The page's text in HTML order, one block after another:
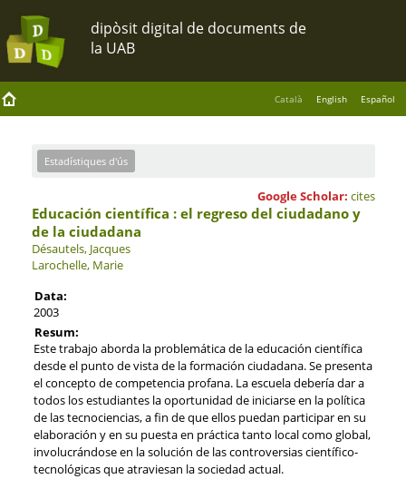
Català English Español
Estadístiques d'ús
Google Scholar: cites
Educación científica : el regreso del ciudadano y
de la ciudadana
Désautels, Jacques
Larochelle, Marie
Data:
2003
Resum:
Este trabajo aborda la problemática de la educación científica
desde el punto de vista de la formación ciudadana. Se presenta
el concepto de competencia profana. La escuela debería dar a
todos los estudiantes la oportunidad de iniciarse en la política
de las tecnociencias, a fin de que ellos puedan participar en su
elaboración y en su puesta en práctica tanto local como global,
involucrándose en la solución de las controversias científico-
tecnológicas que atraviesan la sociedad actual.